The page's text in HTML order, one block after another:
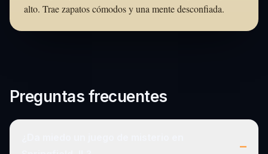
alto. Trae zapatos cómodos y una mente desconfiada.
Preguntas frecuentes
–